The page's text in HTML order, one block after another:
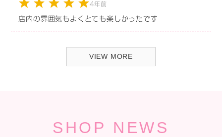
4年前
店内の雰囲気もよくとても楽しかったです
VIEW MORE
SHOP NEWS